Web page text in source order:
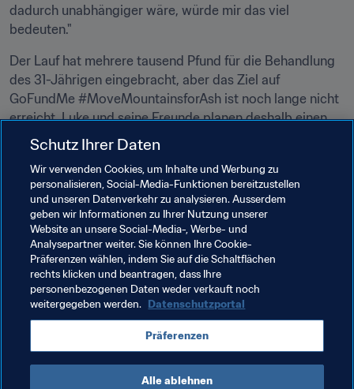
dadurch unabhängiger wäre, würde mir das viel
bedeuten."
Der Lauf hat mehrere tausend Pfund für die Behandlung
des 31-Jährigen eingebracht, aber das Ziel auf
GoFundMe #MoveMountainsforAsh ist noch lange nicht
erreicht. Luke und seine Freunde planen deshalb einen
weiteren Spendenaufruf zum nächsten F3-Derby im
Die Zusammenarbeit zwischen Jets und Mariners und
die Tatsache, dass eine Liverpooler Legende einen Tag
lang einen eingefleischten Fan von Manchester United
unterhalten hat, zeigt: Es gibt Fälle, da haben Rivalitäten
auch mal zu ruhen.
Verwandte Themen
Australia England
Schutz Ihrer Daten
Wir verwenden Cookies, um Inhalte und Werbung zu
personalisieren, Social-Media-Funktionen bereitzustellen
und unseren Datenverkehr zu analysieren. Ausserdem
geben wir Informationen zu Ihrer Nutzung unserer
Website an unsere Social-Media-, Werbe- und
Analysepartner weiter. Sie können Ihre Cookie-
Präferenzen wählen, indem Sie auf die Schaltflächen
rechts klicken und beantragen, dass Ihre
personenbezogenen Daten weder verkauft noch
weitergegeben werden. Datenschutzportal
Präferenzen
Alle ablehnen